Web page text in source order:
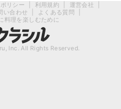
リシー 利用規約 運営会社
い合わせ
よくある質問
料理を楽しむために
Inc. All Rights Reserved.